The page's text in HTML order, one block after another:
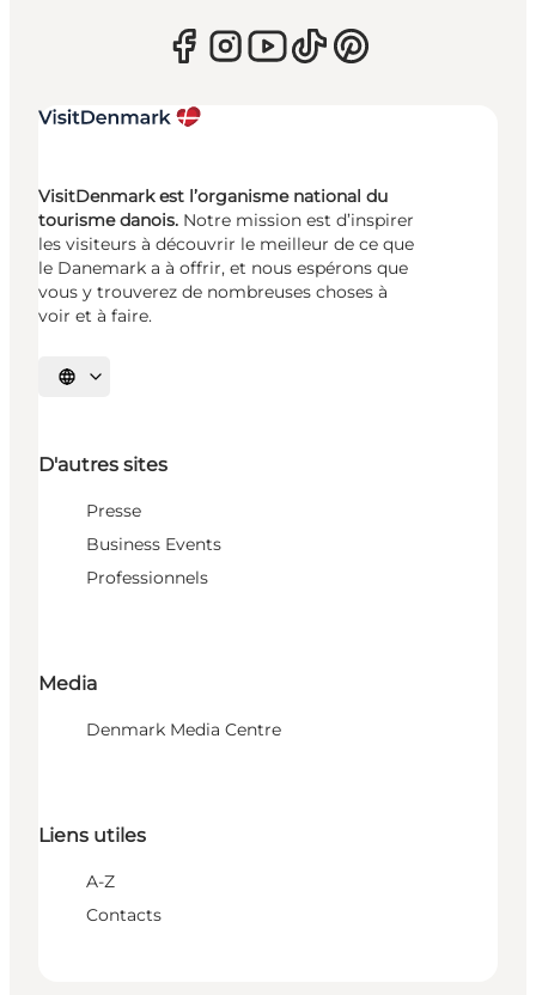
VisitDenmark est l’organisme national du
tourisme danois. Notre mission est d’inspirer
les visiteurs à découvrir le meilleur de ce que
le Danemark a à offrir, et nous espérons que
vous y trouverez de nombreuses choses à
voir et à faire.
Choisissez la langue
D'autres sites
Presse
Business Events
Professionnels
Media
Denmark Media Centre
Liens utiles
A-Z
Contacts